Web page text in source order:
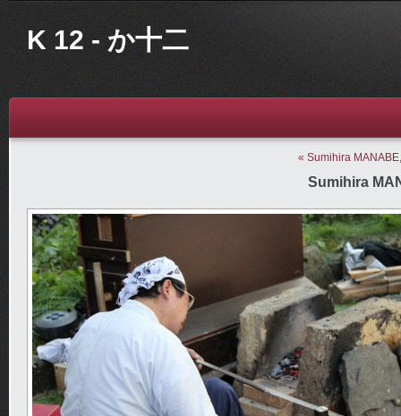
K 12 - か十二
« Sumihira
Sumihira